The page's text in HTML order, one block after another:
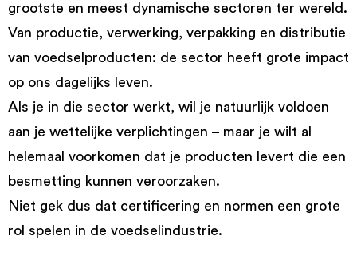
grootste en meest dynamische sectoren ter wereld.
Van productie, verwerking, verpakking en distributie
van voedselproducten: de sector heeft grote impact
op ons dagelijks leven.
Als je in die sector werkt, wil je natuurlijk voldoen
aan je wettelijke verplichtingen – maar je wilt al
helemaal voorkomen dat je producten levert die een
besmetting kunnen veroorzaken.
Niet gek dus dat certificering en normen een grote
rol spelen in de voedselindustrie.